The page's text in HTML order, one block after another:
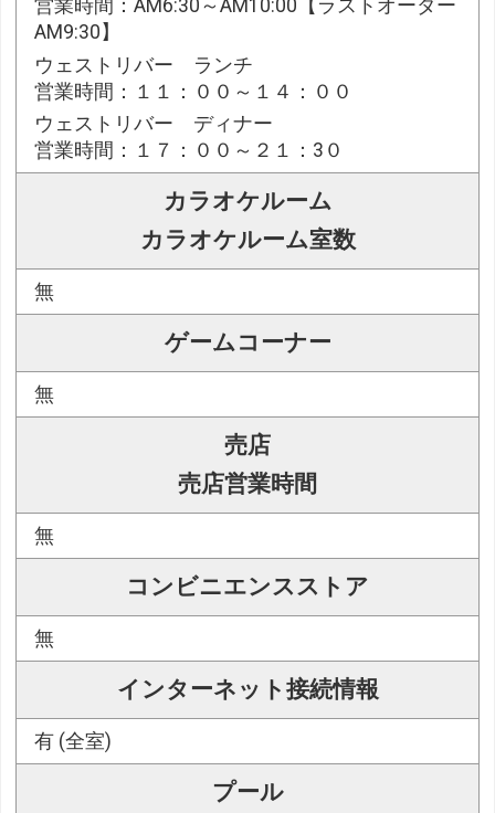
営業時間：AM6:30～AM10:00【ラストオーダー
AM9:30】
ウェストリバー ランチ
営業時間：１１：００～１４：００
ウェストリバー ディナー
営業時間：１７：００～２１：3０
カラオケルーム
カラオケルーム室数
無
ゲームコーナー
無
売店
売店営業時間
無
コンビニエンスストア
無
インターネット接続情報
有 (全室)
プール